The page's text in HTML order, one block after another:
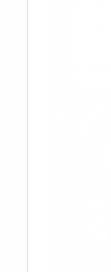
frasco
eficientes
atuação.
referência
produtos;
frasco
tenham
no
lucro,